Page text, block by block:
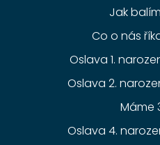
Jak
Co o nás
Oslava 1.
Oslava 2.
Máme
Oslava 4.